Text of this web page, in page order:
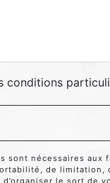
conditions
sont nécessaires
de
d’organiser le sort